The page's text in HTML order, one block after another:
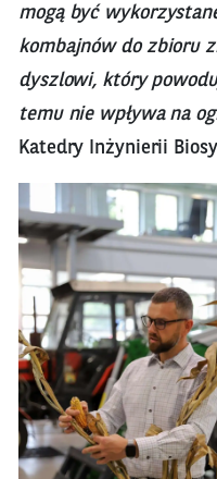
mogą być
kombajnów do zbioru
dyszlowi, który
temu nie wpływa na
Katedry Inżynierii